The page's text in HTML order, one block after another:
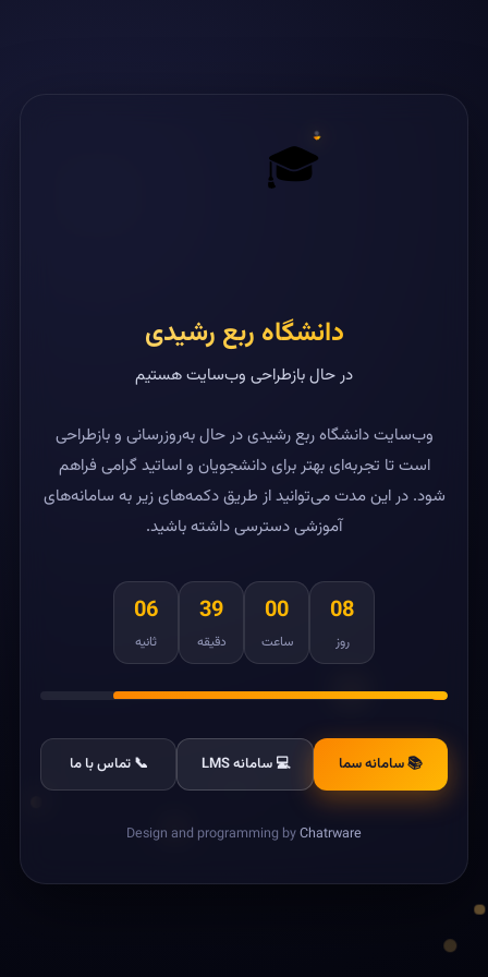
🎓
دانشگاه ربع رشیدی
در حال بازطراحی وب‌سایت هستیم
وب‌سایت دانشگاه ربع رشیدی در حال به‌روزرسانی و بازطراحی
است تا تجربه‌ای بهتر برای دانشجویان و اساتید گرامی فراهم
شود. در این مدت می‌توانید از طریق دکمه‌های زیر به سامانه‌های
آموزشی دسترسی داشته باشید.
08
روز
00
ساعت
39
دقیقه
06
ثانیه
📚 سامانه سما 💻 سامانه LMS 📞 تماس با ما
Design and programming byChatrware